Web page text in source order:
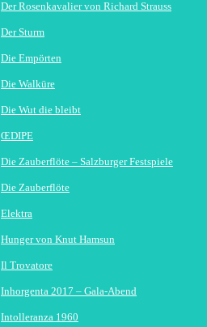
Der Rosenkavalier von Richard Strauss
Der Sturm
Die Empörten
Die Walküre
Die Wut die bleibt
ŒDIPE
Die Zauberflöte – Salzburger Festspiele
Die Zauberflöte
Elektra
Hunger von Knut Hamsun
Il Trovatore
Inhorgenta 2017 – Gala-Abend
Intolleranza 1960